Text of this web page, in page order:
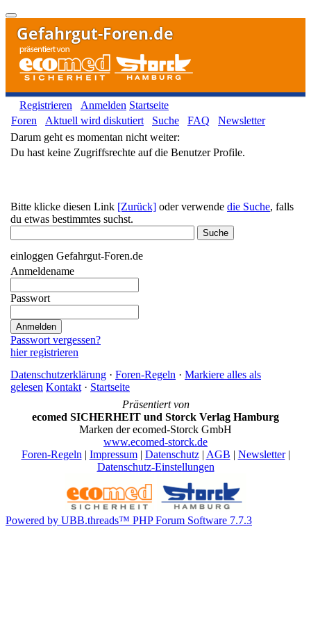
Gefahrgut-Foren.de
Registrieren Anmelden Startseite
Foren
Aktuell wird diskutiert Suche FAQ
Newsletter
Darum geht es momentan nicht weiter:
Du hast keine Zugriffsrechte auf die Benutzer Profile.
Bitte klicke diesen Link [Zurück] oder verwende die Suche, falls
du etwas bestimmtes suchst.
einloggen Gefahrgut-Foren.de
Anmeldename
Passwort
Passwort vergessen?
hier registrieren
Datenschutzerklärung · Foren-Regeln · Markiere alles als
gelesen Kontakt · Startseite
Präsentiert von
ecomed SICHERHEIT und Storck Verlag Hamburg
Marken der ecomed-Storck GmbH
www.ecomed-storck.de
Foren-Regeln | Impressum| Datenschutz| AGB | Newsletter|
Datenschutz-Einstellungen
Powered by UBB.threads™ PHP Forum Software 7.7.3